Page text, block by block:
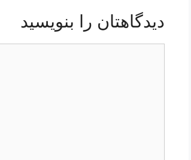
دیدگاهتان را بنویسید